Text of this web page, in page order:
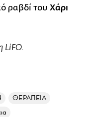
ραβδί του Χάρι
LiFO.
ΘΕΡΑΠΕΙΑ